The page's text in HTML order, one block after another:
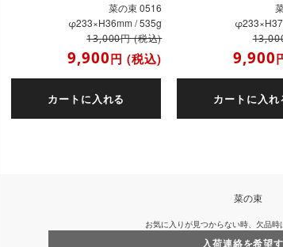
菜の束 0516
φ233×H36mm / 535g
13,000円(税込)
9,900円(税込)
カートに入れる
9,900
カートに入れ
菜の束
お気に入りが見つからない時、欠品
入荷連絡を希望